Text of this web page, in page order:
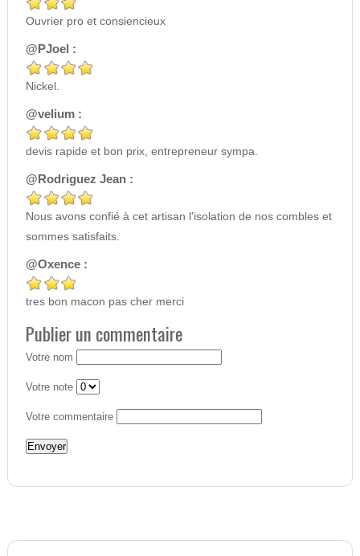
Ouvrier pro et consiencieux
@PJoel :
Nickel.
@velium :
devis rapide et bon prix, entrepreneur sympa.
@Rodriguez Jean :
Nous avons confié à cet artisan l'isolation de nos combles et
sommes satisfaits.
@Oxence :
tres bon macon pas cher merci
Publier un commentaire
Votre nom
Votre note
Votre commentaire